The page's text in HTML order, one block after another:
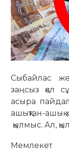
Сыбайлас
заңсыз қол
асыра
ашықтан-ашық
қылмыс. Ал,
Мемлекет